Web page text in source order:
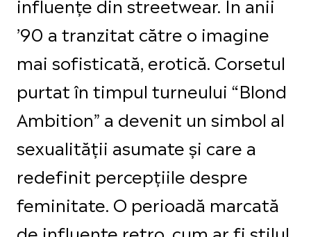
’90 a tranzitat către o imagine
mai sofisticată, erotică. Corsetul
purtat în timpul turneului “Blond
Ambition” a devenit un simbol al
sexualității asumate și care a
redefinit percepțiile despre
feminitate. O perioadă marcată
de influențe retro, cum ar fi stilul